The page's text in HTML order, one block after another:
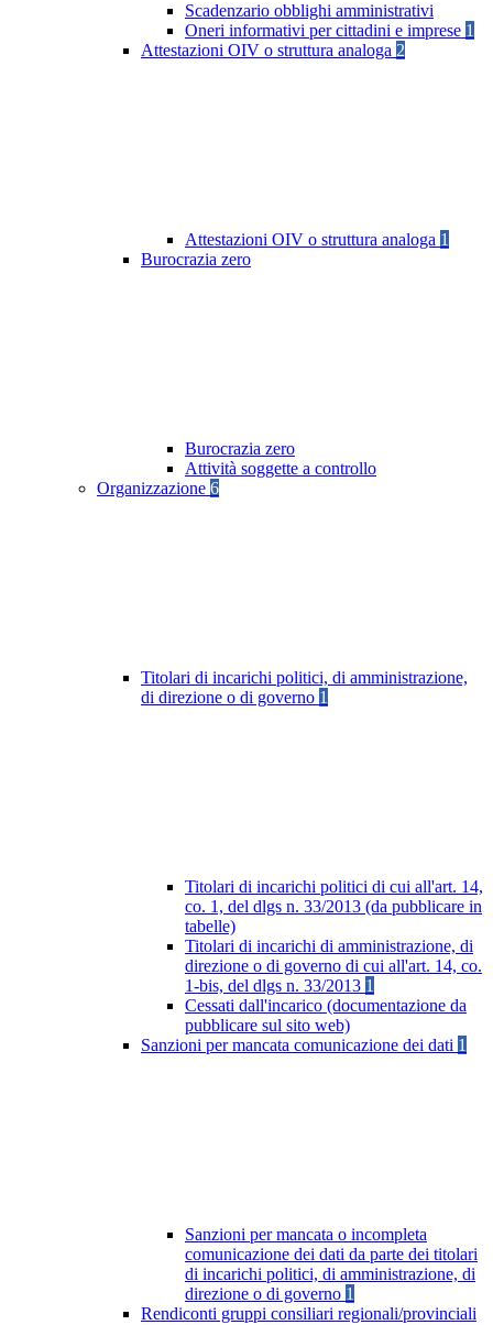
Scadenzario obblighi amministrativi
Oneri informativi per cittadini e imprese 1
Attestazioni OIV o struttura analoga 2
Attestazioni OIV o struttura analoga 1
Burocrazia zero
Burocrazia zero
Attività soggette a controllo
Organizzazione 6
Titolari di incarichi politici, di amministrazione,
di direzione o di governo 1
Titolari di incarichi politici di cui all'art. 14,
co. 1, del dlgs n. 33/2013 (da pubblicare in
tabelle)
Titolari di incarichi di amministrazione, di
direzione o di governo di cui all'art. 14, co.
1-bis, del dlgs n. 33/2013 1
Cessati dall'incarico (documentazione da
pubblicare sul sito web)
Sanzioni per mancata comunicazione dei dati 1
Sanzioni per mancata o incompleta
comunicazione dei dati da parte dei titolari
di incarichi politici, di amministrazione, di
direzione o di governo 1
Rendiconti gruppi consiliari regionali/provinciali